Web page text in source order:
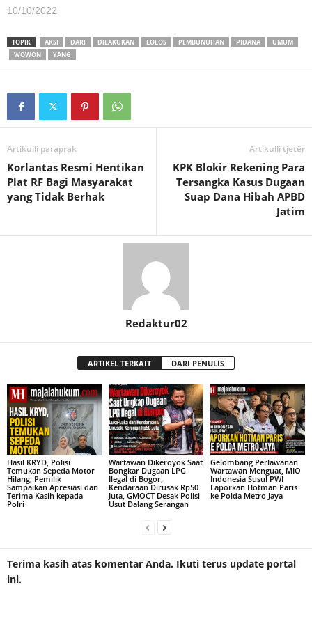
10/10/2022
TOPIK AKSI DARI DILAKUKAN LOLOS PEMBUNUHAN PIDANA
UMUM
WOWON
YANG
Artikulli paraprak
Korlantas Resmi Hentikan
Plat RF Bagi Masyarakat
yang Tidak Berhak
Artikulli tjetër
KPK Blokir Rekening Para
Tersangka Kasus Dugaan
Suap Dana Hibah APBD
Jatim
Redaktur02
ARTIKEL TERKAIT DARI PENULIS
Hasil KRYD, Polisi
Temukan Sepeda Motor
Hilang; Pemilik
Sampaikan Apresiasi dan
Terima Kasih kepada
Polri
Wartawan Dikeroyok Saat
Bongkar Dugaan LPG
Ilegal di Bogor,
Kendaraan Dirusak Rp50
Juta, GMOCT Desak Polisi
Usut Dalang Serangan
Gelombang Perlawanan
Wartawan Menguat, MIO
Indonesia Susul PWI
Laporkan Hotman Paris
ke Polda Metro Jaya
Terima kasih atas komentar Anda. Ikuti terus update portal
ini.